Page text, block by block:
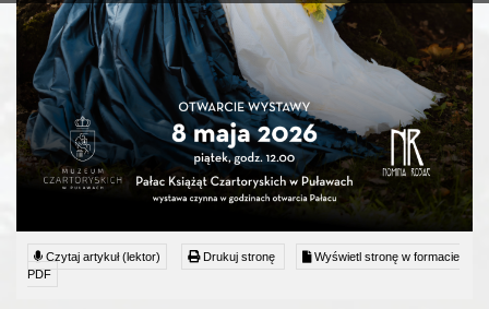
Czytaj artykuł (lektor) Drukuj stronę
Wyświetl stronę w formacie
PDF